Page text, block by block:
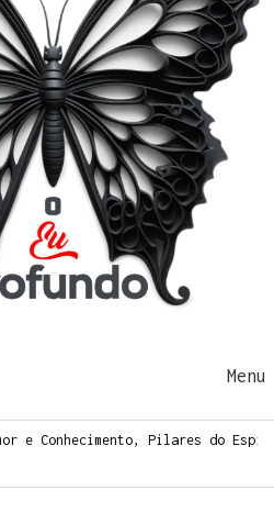
e Conhecimento, Pilares do